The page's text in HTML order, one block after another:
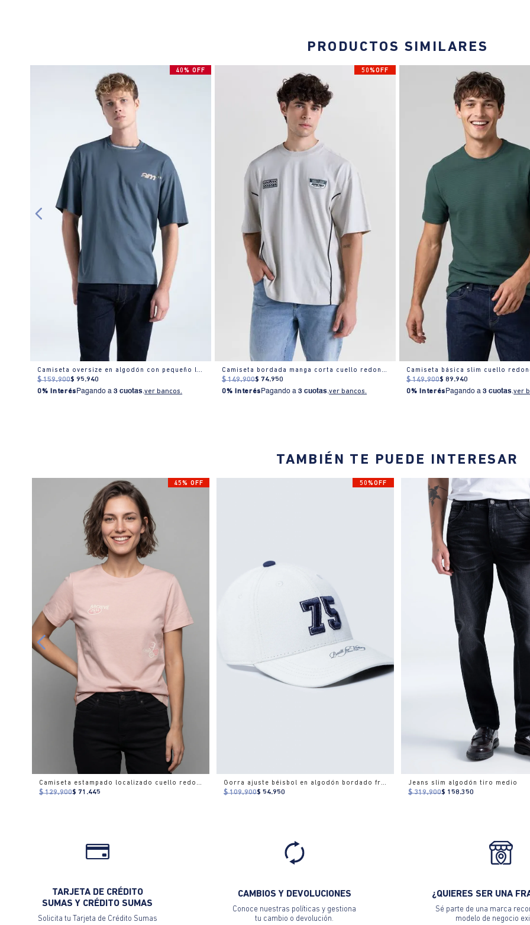
PRODUCTOS SIMILARES
40% OFF
Camiseta oversize en algodón con pequeño logo
$ 159.900$ 95.940
0% Interés Pagando a3 cuotas.ver bancos.
50%OFF
Camiseta bordada manga corta cuello redondo para hombre
$ 149.900$ 74.950
0% Interés Pagando a3 cuotas.ver bancos.
$ 149.900$ 89.940
0% Interés Pagando a3 cuotas.ver
TAMBIÉN TE PUEDE INTERESAR
45% OFF
Camiseta estampado localizado cuello redondo para mujer
$ 129.900$ 71.445
50%OFF
Gorra ajuste béisbol en algodón bordado frontal
$ 109.900$ 54.950
Jeans slim algodón tiro medio
$ 319.900$ 158.350
TARJETA DE CRÉDITO
SUMAS Y CRÉDITO SUMAS
Solicita tu Tarjeta de Crédito Sumas
CAMBIOS Y DEVOLUCIONES
Conoce nuestras políticas y gestiona
tu cambio o devolución.
¿QUIERES SER UNA
Sé parte de una marca
modelo de negocio